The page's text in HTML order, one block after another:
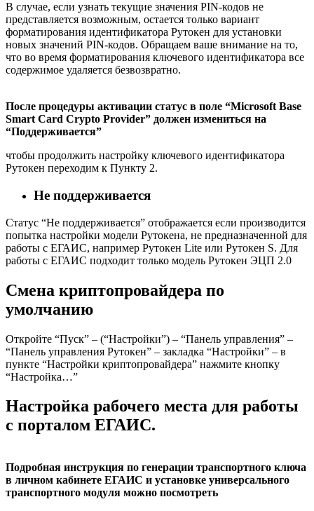
В случае, если узнать текущие значения PIN-кодов не
представляется возможным, остается только вариант
форматирования идентификатора Рутокен для установки
новых значений PIN-кодов. Обращаем ваше внимание на то,
что во время форматирования ключевого идентификатора все
содержимое удаляется безвозвратно.
После процедуры активации статус в поле “Microsoft Base
Smart Card Crypto Provider” должен измениться на
“Поддерживается”
чтобы продолжить настройку ключевого идентификатора
Рутокен переходим к Пункту 2.
Не поддерживается
Статус “Не поддерживается” отображается если производится
попытка настройки модели Рутокена, не предназначенной для
работы с ЕГАИС, например Рутокен Lite или Рутокен S. Для
работы с ЕГАИС подходит только модель Рутокен ЭЦП 2.0
Смена криптопровайдера по
умолчанию
Откройте “Пуск” – (“Настройки”) – “Панель управления” –
“Панель управления Рутокен” – закладка “Настройки” – в
пункте “Настройки криптопровайдера” нажмите кнопку
“Настройка…”
Настройка рабочего места для работы
с порталом ЕГАИС.
Подробная инструкция по генерации транспортного ключа
в личном кабинете ЕГАИС и установке универсального
транспортного модуля можно посмотреть